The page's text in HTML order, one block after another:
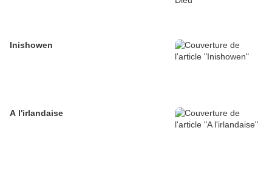
Inishowen
A l'irlandaise